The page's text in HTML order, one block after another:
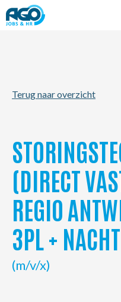
Kantoren
My AGO
Contact
NL FR
Terug naar overzicht
(DIRECT
REGIO
3PL + NACHT
(m/v/x)